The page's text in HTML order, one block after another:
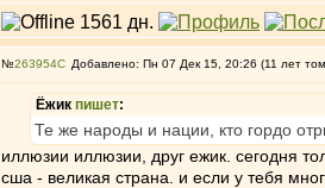
№263954 Добавлено: Пн 07 Дек 15, 20:26 (11 лет
Ёжик пишет:
Те же народы и нации, кто гордо
иллюзии иллюзии, друг ежик. сегодня
сша - великая страна. и если у тебя